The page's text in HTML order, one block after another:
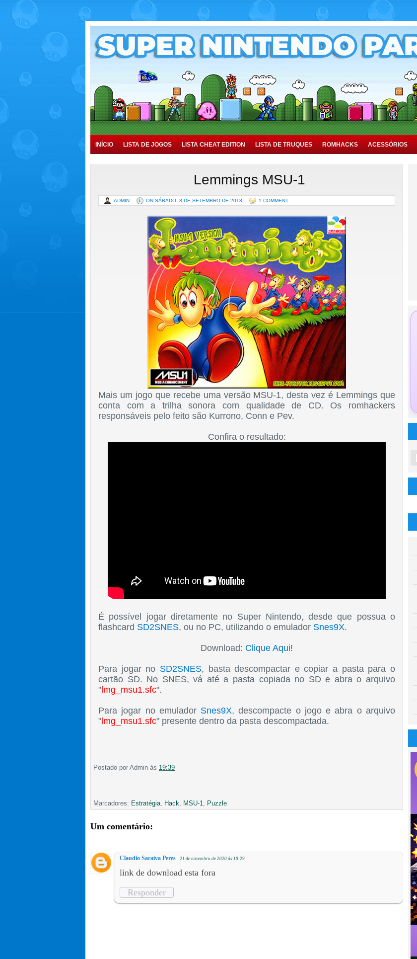
INÍCIO LISTA DE JOGOS LISTA CHEAT EDITION LISTA DE TRUQUES ROMHACKS ACESSÓRIOS
TUTORIAIS HISTÓRIA
Lemmings MSU-1
ADMIN ON SÁBADO, 8 DE SETEMBRO DE 2018 1 COMMENT
Mais um jogo que recebe uma versão MSU-1, desta vez é Lemmings que
conta com a trilha sonora com qualidade de CD. Os romhackers
responsáveis pelo feito são Kurrono, Conn e Pev.
Confira o resultado:
É possível jogar diretamente no Super Nintendo, desde que possua o
flashcard SD2SNES, ou no PC, utilizando o emulador Snes9X.
Download: Clique Aqui!
Para jogar no SD2SNES, basta descompactar e copiar a pasta para o
cartão SD. No SNES, vá até a pasta copiada no SD e abra o arquivo
" lmg_msu1.sfc".
Para jogar no emulador Snes9X, descompacte o jogo e abra o arquivo
" lmg_msu1.sfc" presente dentro da pasta descompactada.
Postado por Admin às 19:39
Marcadores: Estratégia Hack MSU-1 Puzzle
Um comentário:
Claudio Saraiva Peres 21 de novembro de 2020 às 10:29
link de download esta fora
Responder